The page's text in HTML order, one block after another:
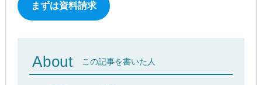
まずは資料請求
About この記事を書いた人